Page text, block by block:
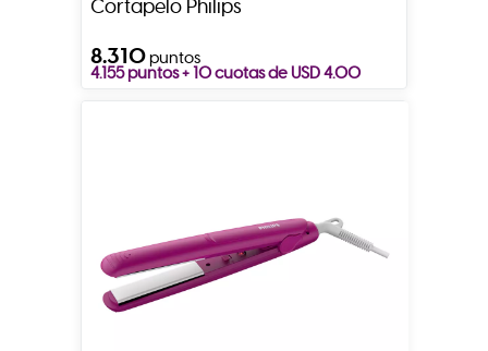
Cortapelo Philips
8.310puntos
4.155 puntos + 10 cuotas de USD 4.00